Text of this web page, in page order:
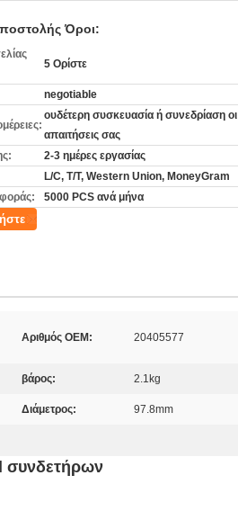
Όροι:
5 Ορίστε
negotiable
ουδέτερη συσκευασία ή συνεδρίαση οι
απαιτήσεις σας
2-3 ημέρες εργασίας
L/C, T/T, Western Union, MoneyGram
5000 PCS ανά μήνα
Αριθμός OEM: 20405577
βάρος: 2.1kg
Διάμετρος: 97.8mm
συνδετήρων